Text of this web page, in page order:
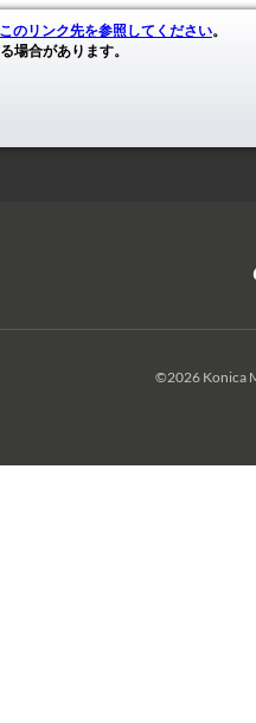
このリンク先を参照してください。
場合があります。
©2026 Konica